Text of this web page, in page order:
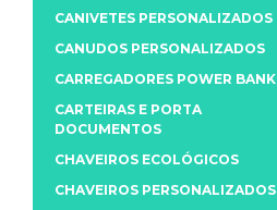
CANIVETES PERSONALIZADOS
CANUDOS PERSONALIZADOS
CARREGADORES POWER BANK
CARTEIRAS E PORTA
DOCUMENTOS
CHAVEIROS ECOLÓGICOS
CHAVEIROS PERSONALIZADOS